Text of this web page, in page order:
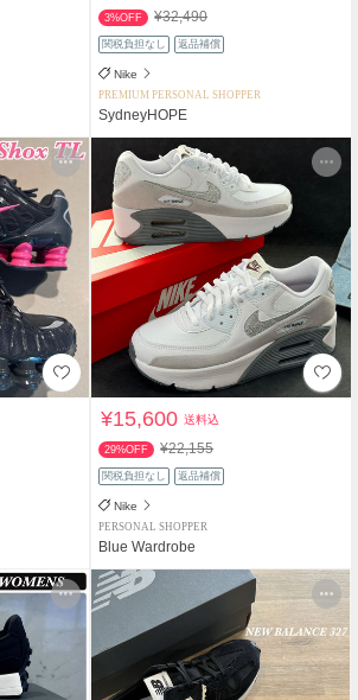
3%OFF ¥32,490
関税負担なし 返品補償
Nike
PREMIUM PERSONAL SHOPPER
SydneyHOPE
¥15,600送料込
29%OFF ¥22,155
関税負担なし 返品補償
Nike
PERSONAL SHOPPER
Blue Wardrobe